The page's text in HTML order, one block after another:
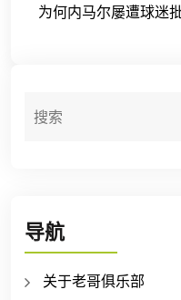
为何内马尔屡遭球迷
导航
关于老哥俱乐部